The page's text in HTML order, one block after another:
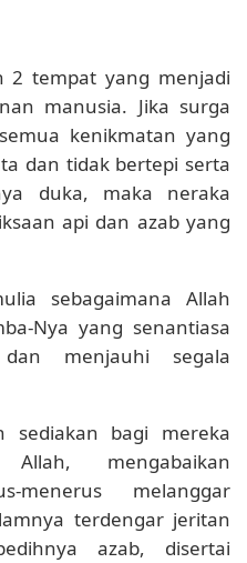
2 tempat yang menjadi
manusia. Jika surga
kenikmatan yang
dan tidak bertepi serta
duka, maka neraka
api dan azab yang
sebagaimana Allah
Nya yang senantiasa
menjauhi segala
sediakan bagi mereka
mengabaikan
menerus melanggar
terdengar jeritan
azab, disertai